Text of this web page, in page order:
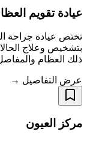
عيادة تقويم
تختص عيادة جراحة
بتشخيص وعلاج
ذلك العظام
عرض التفاصيل →
مركز العيون